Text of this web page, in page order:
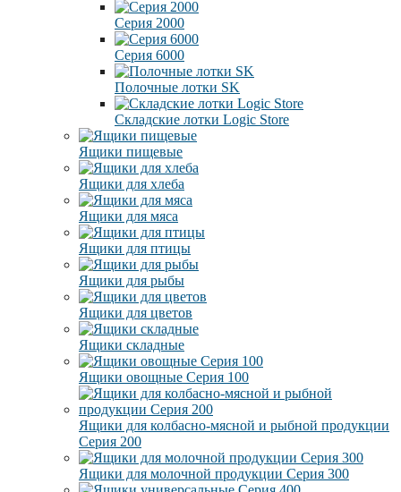
Серия 2000
Серия 6000
Полочные лотки SK
Складские лотки Logic Store
Ящики пищевые
Ящики для хлеба
Ящики для мяса
Ящики для птицы
Ящики для рыбы
Ящики для цветов
Ящики складные
Ящики овощные Серия 100
Ящики для колбасно-мясной и рыбной продукции
Серия 200
Ящики для молочной продукции Серия 300